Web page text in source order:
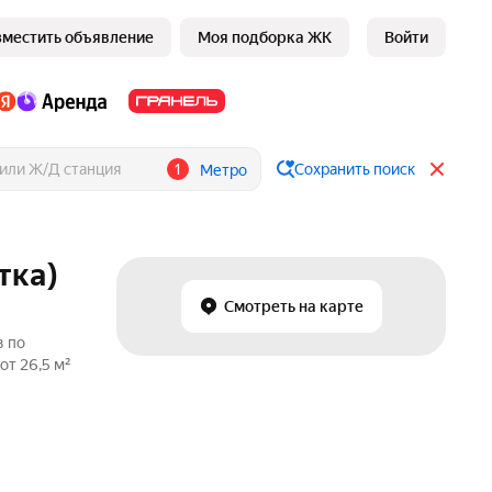
объявление Моя подборка ЖК Войти
1 Метро Сохранить поиск
Смотреть на карте
по
26,5 м²